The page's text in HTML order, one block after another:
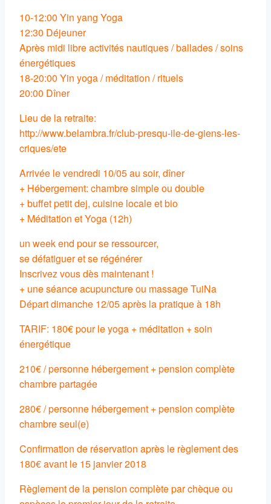
10-12:00 Yin yang Yoga
12:30 Déjeuner
Après midi libre activités nautiques / ballades / soins
énergétiques
18-20:00 Yin yoga / méditation / rituels
20:00 Dîner
Lieu de la retraite:
http://www.belambra.fr/club-presqu-ile-de-giens-les-
criques/ete
Arrivée le vendredi 10/05 au soir, dîner
+ Hébergement: chambre simple ou double
+ buffet petit dej, cuisine locale et bio
+ Méditation et Yoga (12h)
un week end pour se ressourcer,
se défatiguer et se régénérer
Inscrivez vous dès maintenant !
+ une séance acupuncture ou massage TuiNa
Départ dimanche 12/05 après la pratique à 18h
TARIF: 180€ pour le yoga + méditation + soin
énergétique
210€ / personne hébergement + pension complète
chambre partagée
280€ / personne hébergement + pension complète
chambre seul(e)
Confirmation de réservation après le règlement des
180€ avant le 15 janvier 2018
Règlement de la pension complète par chèque ou